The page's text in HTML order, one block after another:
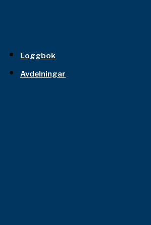
Loggbok
Avdelningar